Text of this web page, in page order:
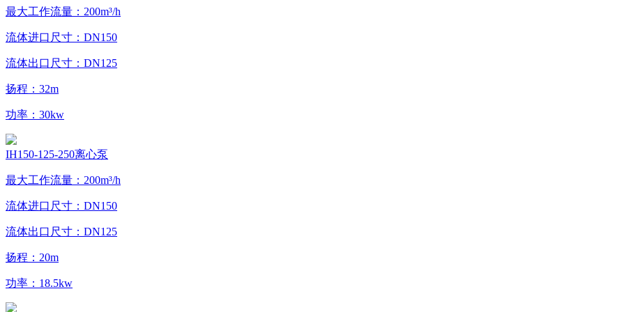
最大工作流量：200m³/h
流体进口尺寸：DN150
流体出口尺寸：DN125
扬程：32m
功率：30kw
IH150-125-250离心泵
最大工作流量：200m³/h
流体进口尺寸：DN150
流体出口尺寸：DN125
扬程：20m
功率：18.5kw